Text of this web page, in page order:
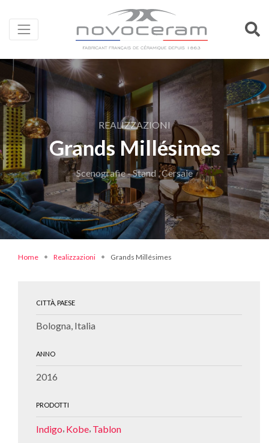
REALIZZAZIONI
Grands Millésimes
Scenografie - Stand , Cersaie
Home Realizzazioni Grands Millésimes
CITTÀ, PAESE
Bologna, Italia
ANNO
2016
PRODOTTI
Indigo, Kobe, Tablon